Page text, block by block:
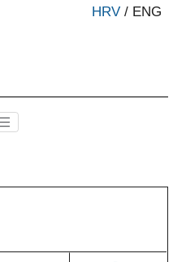
HRV / ENG